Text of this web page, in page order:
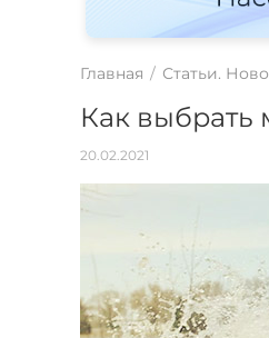
Главная / Статьи.
Как выбрать
20.02.2021